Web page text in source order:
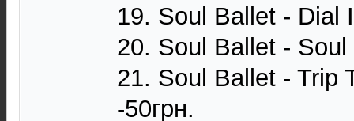
19. Soul Ballet - Dial
20. Soul Ballet - Soul
21. Soul Ballet - Trip
-50грн.